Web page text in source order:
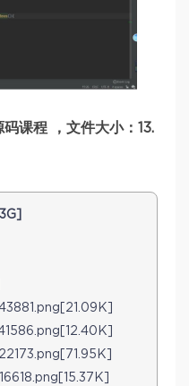
课程 ，文件大小：13.